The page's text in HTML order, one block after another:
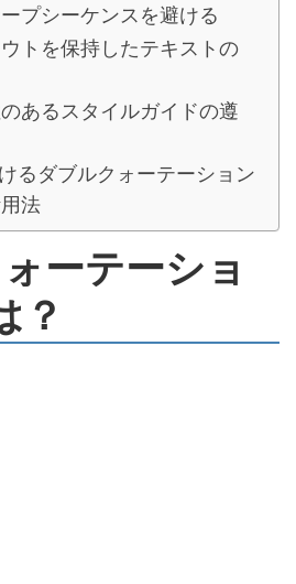
プシーケンスを避ける
トを保持したテキストの
あるスタイルガイドの遵
るダブルクォーテーション
法
ーテーショ
？